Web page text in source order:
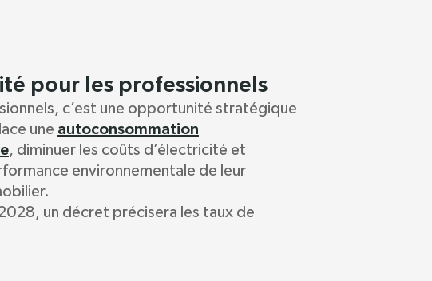
pour les professionnels
c’est une opportunité stratégique
une autoconsommation
, diminuer les coûts d’électricité et
environnementale de leur
un décret précisera les taux de